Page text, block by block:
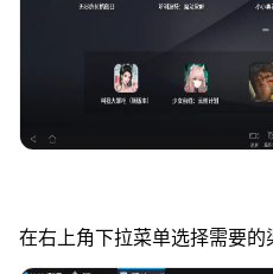
在右上角下拉菜单选择需要的